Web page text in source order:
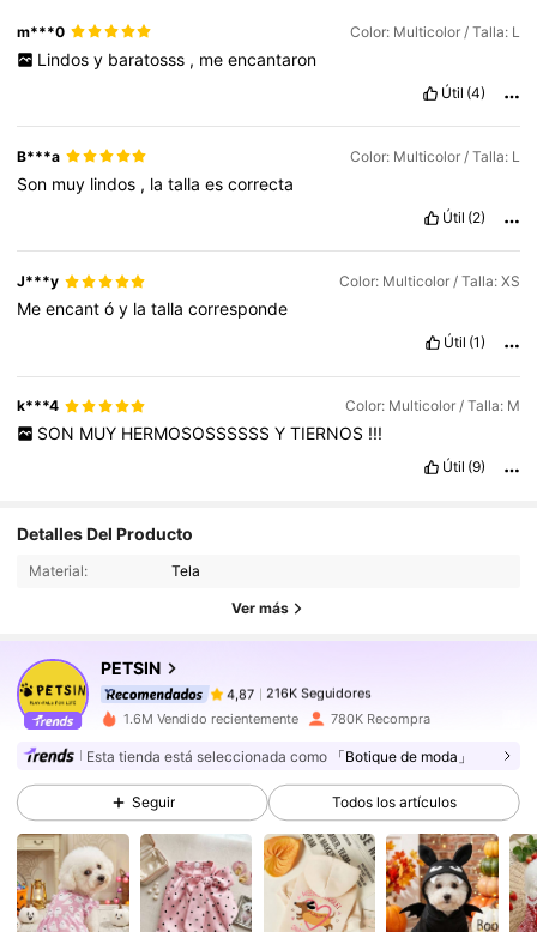
m***0 Color: Multicolor / Talla: L
Lindos y baratosss , me encantaron
Útil (4)
B***a Color: Multicolor / Talla: L
Son muy lindos , latallaescorrecta
Útil (2)
J***y Color: Multicolor / Talla: XS
Meencantóy latallacorresponde
Útil (1)
k***4 Color: Multicolor / Talla: M
SON MUY HERMOSOSSSSSS Y TIERNOS !!!
Útil (9)
Detalles Del Producto
Material: Tela
Ver más
PETSIN
d***hpagóHace 1 día
4,87 216K Seguidores
4,87 216K Seguidores
4,87 216K Seguidores
1.6M Vendido recientemente 780K Recompra
Esta tienda está seleccionada como 「Botique de moda」
Seguir Todos los artículos